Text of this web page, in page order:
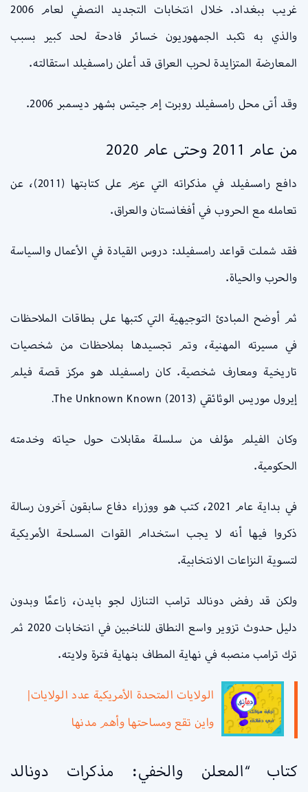
غريب ببغداد. خلال انتخابات التجديد النصفي لعام 2006
والذي به تكبد الجمهوريون خسائر فادحة لحد كبير بسبب
المعارضة المتزايدة لحرب العراق قد أعلن رامسفيلد استقالته.
وقد أتى محل رامسفيلد روبرت إم جيتس بشهر ديسمبر 2006.
من عام 2011 وحتى عام 2020
دافع رامسفيلد في مذكراته التي عزم على كتابتها (2011)، عن
تعامله مع الحروب في أفغانستان والعراق.
فقد شملت قواعد رامسفيلد: دروس القيادة في الأعمال والسياسة
والحرب والحياة.
ثم أوضح المبادئ التوجيهية التي كتبها على بطاقات الملاحظات
في مسيرته المهنية، وتم تجسيدها بملاحظات من شخصيات
تاريخية ومعارف شخصية. كان رامسفيلد هو مركز قصة فيلم
إيرول موريس الوثائقي The Unknown Known (2013).
وكان الفيلم مؤلف من سلسلة مقابلات حول حياته وخدمته
الحكومية.
في بداية عام 2021، كتب هو ووزراء دفاع سابقون آخرون رسالة
ذكروا فيها أنه لا يجب استخدام القوات المسلحة الأمريكية
لتسوية النزاعات الانتخابية.
ولكن قد رفض دونالد ترامب التنازل لجو بايدن، زاعمًا وبدون
دليل حدوث تزوير واسع النطاق للناخبين في انتخابات 2020 ثم
ترك ترامب منصبه في نهاية المطاف بنهاية فترة ولايته.
الولايات المتحدة الأمريكية عدد الولايات|
واين تقع ومساحتها وأهم مدنها
كتاب “المعلن والخفي: مذكرات دونالد